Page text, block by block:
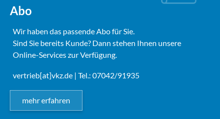
Abo
Wir haben das passende Abo für Sie.
Sind Sie bereits Kunde? Dann stehen Ihnen unsere
Online-Services zur Verfügung.
vertrieb[at]vkz.de | Tel.: 07042/91935
mehr erfahren